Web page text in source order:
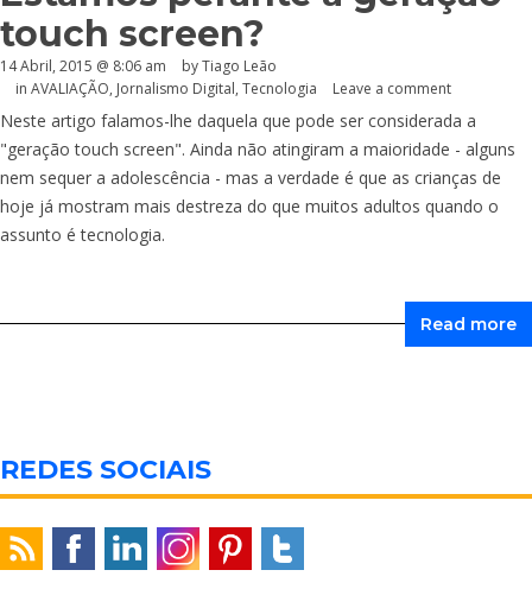
touch screen?
14 Abril, 2015 @ 8:06 am
by Tiago Leão
in AVALIAÇÃO, Jornalismo Digital, Tecnologia Leave a comment
Neste artigo falamos-lhe daquela que pode ser considerada a
"geração touch screen". Ainda não atingiram a maioridade - alguns
nem sequer a adolescência - mas a verdade é que as crianças de
hoje já mostram mais destreza do que muitos adultos quando o
assunto é tecnologia.
Read more
REDES SOCIAIS